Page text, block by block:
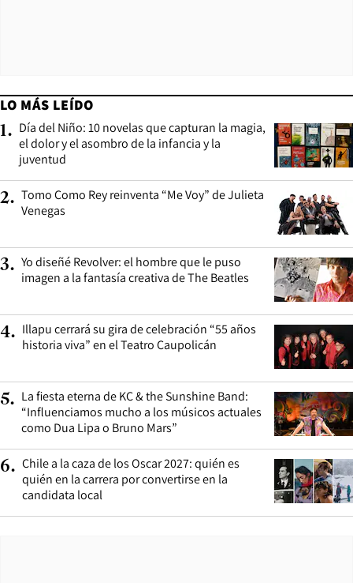
LO MÁS LEÍDO
1. Día del Niño: 10 novelas que capturan la magia,
el dolor y el asombro de la infancia y la
juventud
2. Tomo Como Rey reinventa “Me Voy” de Julieta
Venegas
3. Yo diseñé Revolver: el hombre que le puso
imagen a la fantasía creativa de The Beatles
4. Illapu cerrará su gira de celebración “55 años
historia viva” en el Teatro Caupolicán
5. La fiesta eterna de KC & the Sunshine Band:
“Influenciamos mucho a los músicos actuales
como Dua Lipa o Bruno Mars”
6. Chile a la caza de los Oscar 2027: quién es
quién en la carrera por convertirse en la
candidata local